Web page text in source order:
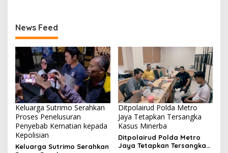
News Feed
Keluarga Sutrimo Serahkan
Proses Penelusuran
Penyebab Kematian kepada
Kepolisian
Keluarga Sutrimo Serahkan
Ditpolairud Polda Metro
Jaya Tetapkan Tersangka
Kasus Minerba
Ditpolairud Polda Metro
Jaya Tetapkan Tersangka